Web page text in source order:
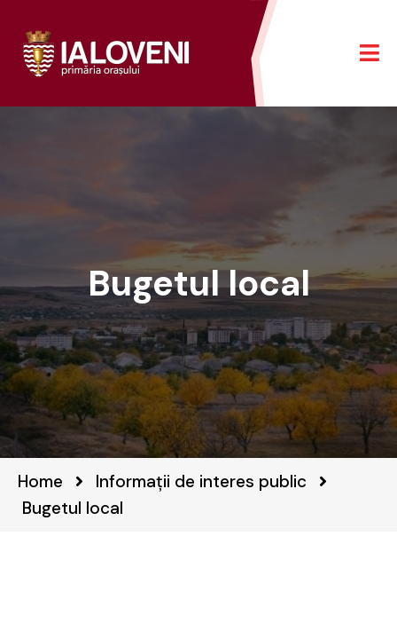
Bugetul local
Home
Informații de interes public
Bugetul local